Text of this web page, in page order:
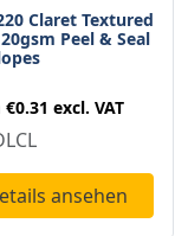
Claret Textured
Peel & Seal
€0.31 excl. VAT
ansehen